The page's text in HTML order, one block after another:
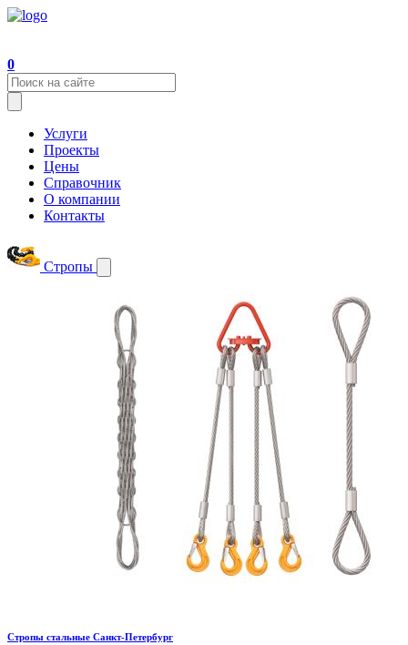
0
Услуги
Проекты
Цены
Справочник
О компании
Контакты
Стропы
Стропы стальные Санкт-Петербург